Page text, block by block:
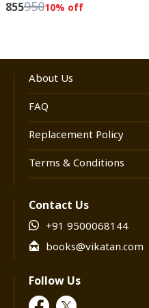
85595010% off
About Us
FAQ
Replacement Policy
Terms & Conditions
Contact Us
+91 9500068144
books@vikatan.com
Follow Us